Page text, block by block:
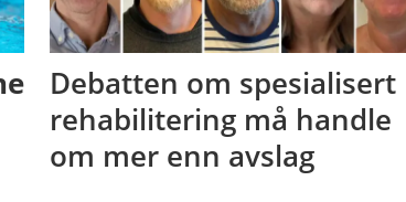
Debatten om spesialisert
rehabilitering må handle
om mer enn avslag